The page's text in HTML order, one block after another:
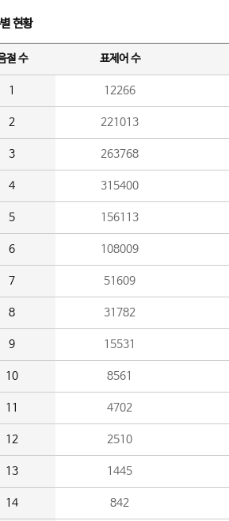
현황
절 수 표제어 수
1 12266
2 221013
3 263768
4 315400
5 156113
6 108009
7 51609
8 31782
9 15531
10 8561
11 4702
12 2510
13 1445
14 842